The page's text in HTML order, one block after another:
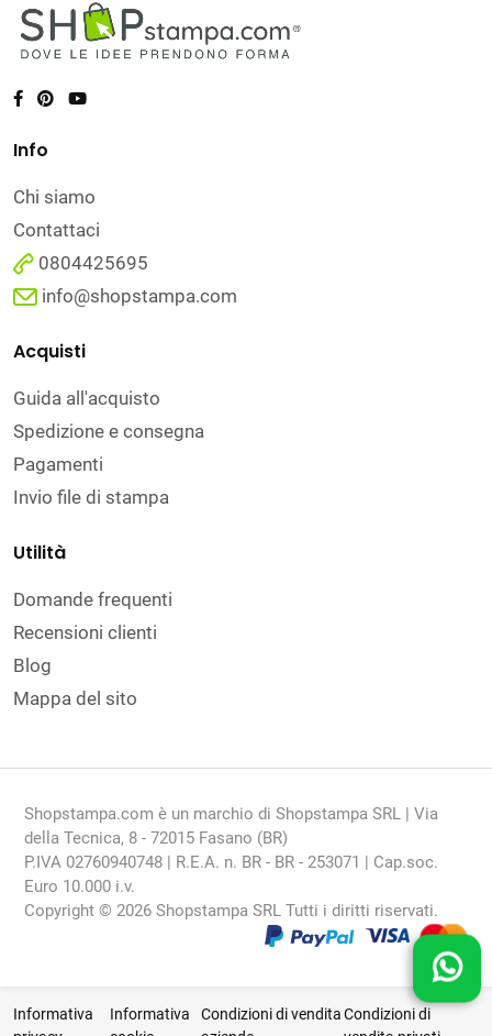
Info
Chi siamo
Contattaci
0804425695
info@shopstampa.com
Acquisti
Guida all'acquisto
Spedizione e consegna
Pagamenti
Invio file di stampa
Utilità
Domande frequenti
Recensioni clienti
Blog
Mappa del sito
Shopstampa.com è un marchio di Shopstampa SRL | Via
della Tecnica, 8 - 72015 Fasano (BR)
P.IVA 02760940748 | R.E.A. n. BR - BR - 253071 | Cap.soc.
Euro 10.000 i.v.
Copyright © 2026 Shopstampa SRL Tutti i diritti riservati.
Informativa
Informativa
Condizioni di venditaCondizioni di